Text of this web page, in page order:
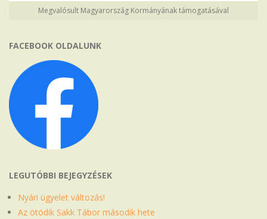
Megvalósult Magyarország Kormányának támogatásával
FACEBOOK OLDALUNK
LEGUTÓBBI BEJEGYZÉSEK
Nyári ügyelet változás!
Az ötödik Sakk Tábor második hete